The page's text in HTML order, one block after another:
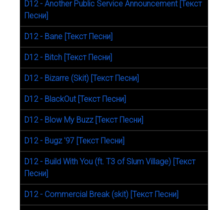
D12 - Another Public Service Announcement [Текст
Песни]
D12 - Bane [Текст Песни]
D12 - Bitch [Текст Песни]
D12 - Bizarre (Skit) [Текст Песни]
D12 - BlackOut [Текст Песни]
D12 - Blow My Buzz [Текст Песни]
D12 - Bugz '97 [Текст Песни]
D12 - Build With You (ft. T3 of Slum Village) [Текст
Песни]
D12 - Commercial Break (skit) [Текст Песни]